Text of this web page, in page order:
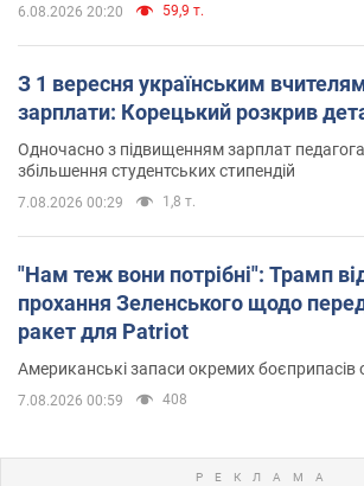
6.08.2026 20:20 59,9 т.
З 1 вересня українським
зарплати: Корецький розкрив
Одночасно з підвищенням зарплат
збільшення студентських стипендій
7.08.2026 00:29 1,8 т.
"Нам теж вони потрібні": Трамп
прохання Зеленського щодо
ракет для Patriot
Американські запаси окремих боєприпасів
7.08.2026 00:59 408